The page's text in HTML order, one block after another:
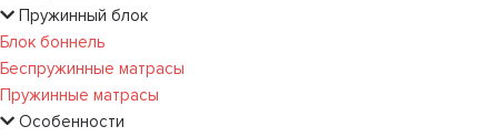
Пружинный блок
Блок боннель
Беспружинные матрасы
Пружинные матрасы
Особенности